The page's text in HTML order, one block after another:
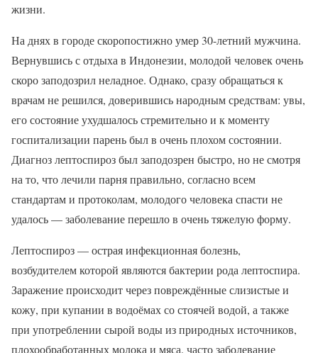
жизни.
На днях в городе скоропостижно умер 30-летний мужчина.
Вернувшись с отдыха в Индонезии, молодой человек очень
скоро заподозрил неладное. Однако, сразу обращаться к
врачам не решился, доверившись народным средствам: увы,
его состояние ухудшалось стремительно и к моменту
госпитализации парень был в очень плохом состоянии.
Диагноз лептоспироз был заподозрен быстро, но не смотря
на то, что лечили парня правильно, согласно всем
стандартам и протоколам, молодого человека спасти не
удалось — заболевание перешло в очень тяжелую форму.
Лептоспироз — острая инфекционная болезнь,
возбудителем которой являются бактерии рода лептоспира.
Заражение происходит через повреждённые слизистые и
кожу, при купании в водоёмах со стоячей водой, а также
при употреблении сырой воды из природных источников,
плохообработанных молока и мяса, часто заболевание